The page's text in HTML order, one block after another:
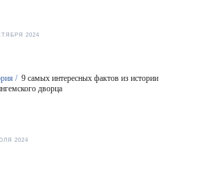
2024
/ 9 самых интересных фактов из истории
дворца
2024